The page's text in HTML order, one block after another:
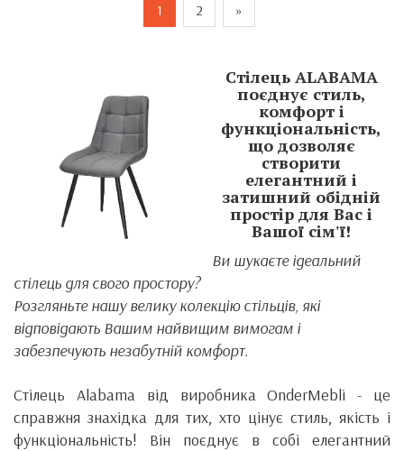
1 2 »
Стілець ALABAMA
поєднує стиль,
комфорт і
функціональність,
що дозволяє
створити
елегантний і
затишний обідній
простір для Вас і
Вашої сім'ї!
Ви шукаєте ідеальний
стілець для свого простору?
Розгляньте нашу велику колекцію стільців, які
відповідають Вашим найвищим вимогам і
забезпечують незабутній комфорт.
Стілець Alabama від виробника OnderMebli - це
справжня знахідка для тих, хто цінує стиль, якість і
функціональність! Він поєднує в собі елегантний